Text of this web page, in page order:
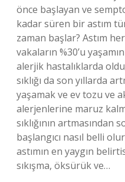
önce başlayan ve
kadar süren bir astım
zaman başlar? Astım
vakaların %30’u
alerjik hastalıklarda
sıklığı da son yıllarda
yaşamak ve ev tozu ve
alerjenlerine maruz
sıklığının artmasından
başlangıcı nasıl belli
astımın en yaygın
sıkışma, öksürük ve…